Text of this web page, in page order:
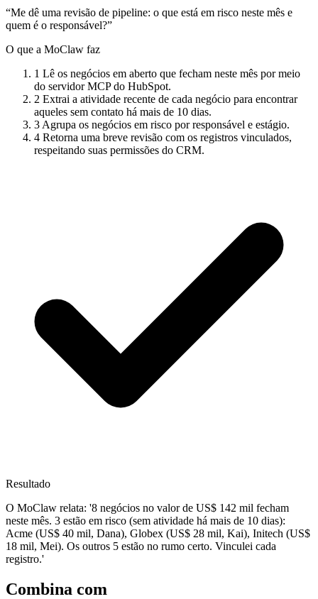
“Me dê uma revisão de pipeline: o que está em risco neste mês e
quem é o responsável?”
O que a MoClaw faz
1 Lê os negócios em aberto que fecham neste mês por meio
do servidor MCP do HubSpot.
2 Extrai a atividade recente de cada negócio para encontrar
aqueles sem contato há mais de 10 dias.
3 Agrupa os negócios em risco por responsável e estágio.
4 Retorna uma breve revisão com os registros vinculados,
respeitando suas permissões do CRM.
Resultado
O MoClaw relata: '8 negócios no valor de US$ 142 mil fecham
neste mês. 3 estão em risco (sem atividade há mais de 10 dias):
Acme (US$ 40 mil, Dana), Globex (US$ 28 mil, Kai), Initech (US$
18 mil, Mei). Os outros 5 estão no rumo certo. Vinculei cada
registro.'
Combina com